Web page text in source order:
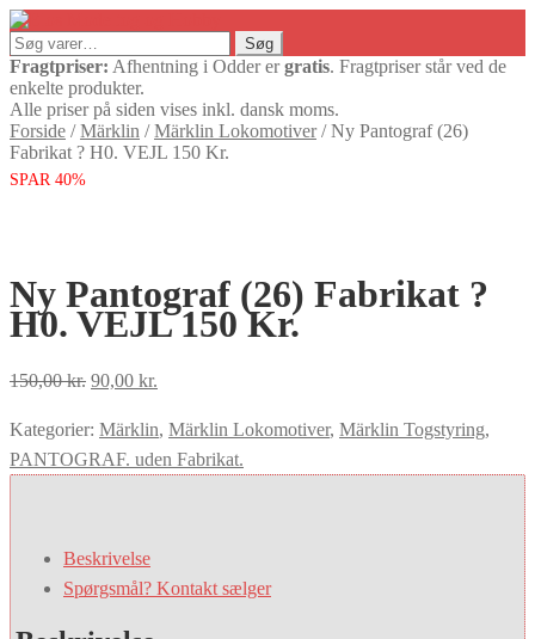
Søg
efter:
Søg
Fragtpriser: Afhentning i Odder ergratis. Fragtpriser står ved de
enkelte produkter.
Alle priser på siden vises inkl. dansk moms.
Forside /Märklin /Märklin Lokomotiver/Ny Pantograf (26)
Fabrikat ? H0. VEJL 150 Kr.
SPAR 40%
Ny Pantograf (26) Fabrikat ?
H0. VEJL 150 Kr.
150,00kr. Den
pris
var:
90,00 kr.
pris
er:
Kategorier: Märklin, Märklin Lokomotiver, Märklin Togstyring,
PANTOGRAF. uden Fabrikat.
Beskrivelse
Spørgsmål? Kontakt sælger